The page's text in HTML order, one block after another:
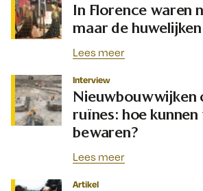
In Florence waren
maar de
Lees meer
Interview
Nieuwbouwwijken
ruïnes: hoe
bewaren?
Lees meer
Artikel